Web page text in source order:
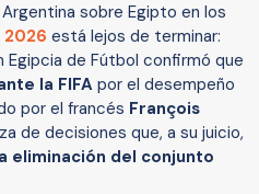
sobre Egipto en los
2026 está lejos de terminar:
Egipcia de Fútbol confirmó que
la FIFA por el desempeño
por el francés François
de decisiones que, a su juicio,
eliminación del conjunto